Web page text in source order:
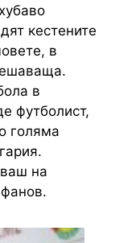
кестените
в
в
футболист,
голяма
на